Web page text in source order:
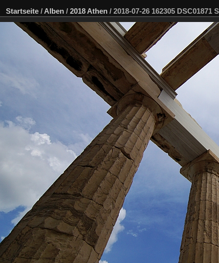
Startseite / Alben / 2018 Athen / 2018-07-26 162305 DSC01871